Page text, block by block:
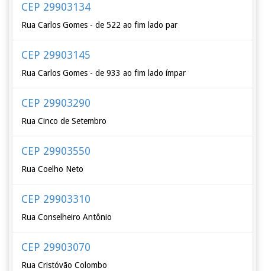
CEP 29903134
Rua Carlos Gomes - de 522 ao fim lado par
CEP 29903145
Rua Carlos Gomes - de 933 ao fim lado ímpar
CEP 29903290
Rua Cinco de Setembro
CEP 29903550
Rua Coelho Neto
CEP 29903310
Rua Conselheiro Antônio
CEP 29903070
Rua Cristóvão Colombo